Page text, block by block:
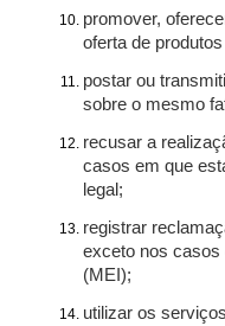
promover,
oferta de
postar ou
sobre o mesmo
recusar a
casos em que
legal;
registrar
exceto nos casos
(MEI);
utilizar os